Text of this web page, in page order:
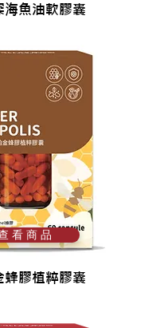
海魚油軟膠囊
看 商 品
蜂膠植粹膠囊